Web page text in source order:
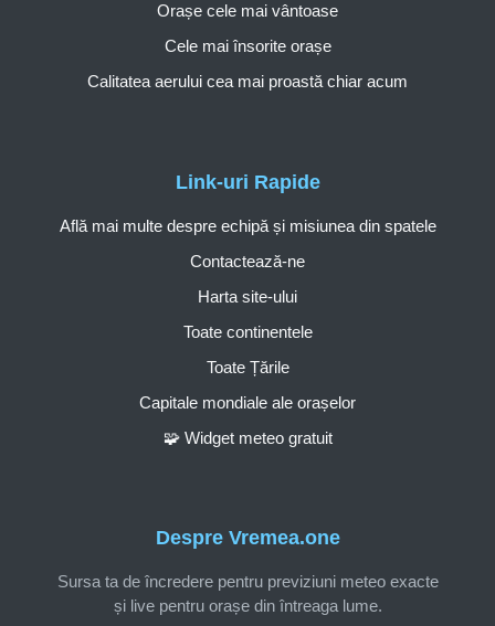
Despre Vremea.one
Sursa ta de încredere pentru previziuni meteo exacte
și live pentru orașe din întreaga lume.
Link-uri Rapide
Află mai multe despre echipă și misiunea din spatele
Contactează-ne
Harta site-ului
Toate continentele
Toate Țările
Capitale mondiale ale orașelor
🧩 Widget meteo gratuit
Orașe cele mai vântoase
Cele mai însorite orașe
Calitatea aerului cea mai proastă chiar acum